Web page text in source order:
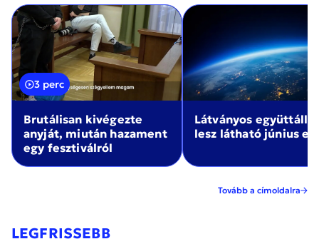
3 perc
Brutálisan kivégezte
anyját, miután hazament
egy fesztiválról
Látványos
lesz látható június
Tovább a címoldalra
LEGFRISSEBB